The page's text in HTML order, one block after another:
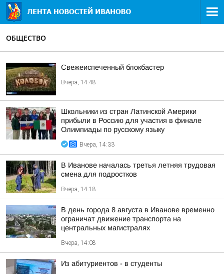
ОБЩЕСТВО
Свежеиспеченный блокбастер
Вчера, 14:48
Школьники из стран Латинской Америки
прибыли в Россию для участия в финале
Олимпиады по русскому языку
Вчера, 14:33
В Иванове началась третья летняя трудовая
смена для подростков
Вчера, 14:18
В день города 8 августа в Иванове временно
ограничат движение транспорта на
центральных магистралях
Вчера, 14:08
Из абитуриентов - в студенты